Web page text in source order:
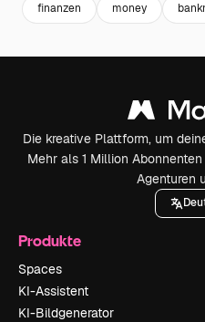
finanzen money
Die kreative Plattform, um
Mehr als 1 Million
Agenturen
Produkte
Spaces
KI-Assistent
KI-Bildgenerator